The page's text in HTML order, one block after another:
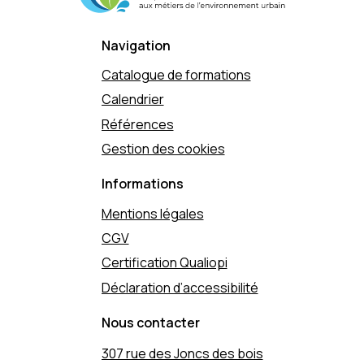
Navigation
Catalogue de formations
Calendrier
Références
Gestion des cookies
Informations
Mentions légales
CGV
Certification Qualiopi
Déclaration d’accessibilité
Nous contacter
307 rue des Joncs des bois